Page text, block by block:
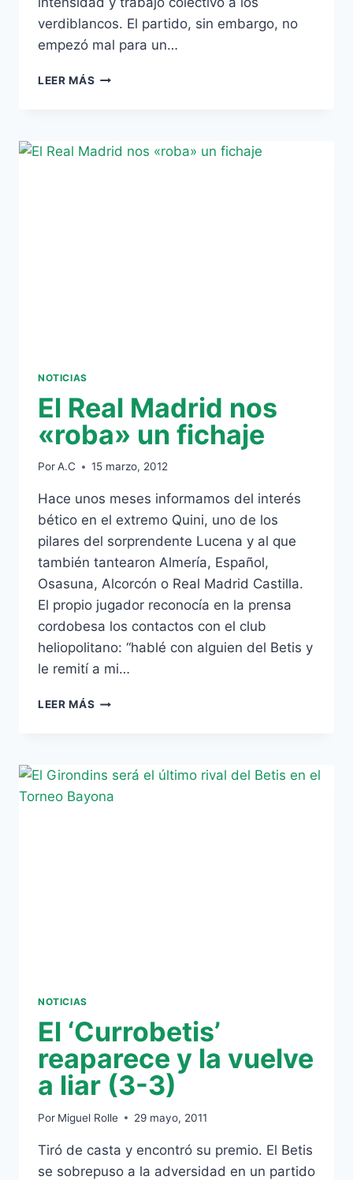
verdiblancos. El partido, sin embargo, no
empezó mal para un…
LEER MÁS 5-
REALISMO
PARA
NOTICIAS
El Real Madrid nos
«roba» un fichaje
PorA.C 15 marzo, 2012
Hace unos meses informamos del interés
bético en el extremo Quini, uno de los
pilares del sorprendente Lucena y al que
también tantearon Almería, Español,
Osasuna, Alcorcón o Real Madrid Castilla.
El propio jugador reconocía en la prensa
cordobesa los contactos con el club
heliopolitano: “hablé con alguien del Betis y
le remití a mi…
LEER MÁS EL
«ROBA»
UN
FICHAJE
NOTICIAS
El ‘Currobetis’
reaparece y la vuelve
a liar (3-3)
Por Miguel Rolle 29 mayo, 2011
Tiró de casta y encontró su premio. El Betis
se sobrepuso a la adversidad en un partido